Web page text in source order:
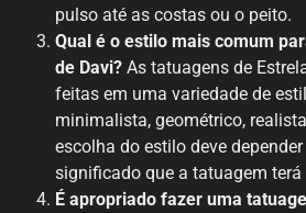
pulso até as costas ou o peito.
Qual é o estilo mais comum
de Davi? As tatuagens de
feitas em uma variedade de
minimalista, geométrico,
escolha do estilo deve
significado que a tatuagem terá
É apropriado fazer uma